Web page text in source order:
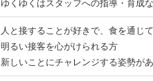
ゆくゆくはスタッフへの指導・育成
人と接することが好きで、食を通じ
明るい接客を心がけられる方
新しいことにチャレンジする姿勢が